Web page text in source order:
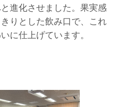
進化させました。果実感
りとした飲み口で、これ
に仕上げています。